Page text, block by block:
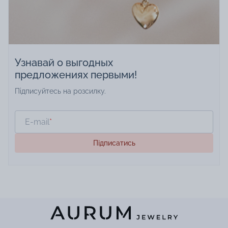
Узнавай о выгодных
предложениях первыми!
Підписуйтесь на розсилку.
E-mail*
Підписатись